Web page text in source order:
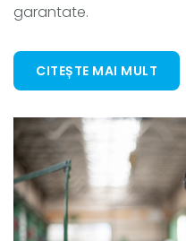
garantate.
CITEȘTE MAI MULT